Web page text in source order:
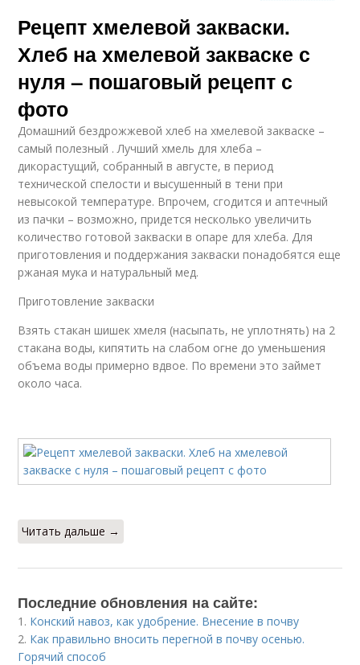
Хлеба на закваске
Рецепт хмелевой закваски.
Хлеб на хмелевой закваске с
нуля – пошаговый рецепт с
фото
Домашний бездрожжевой хлеб на хмелевой закваске –
самый полезный . Лучший хмель для хлеба –
дикорастущий, собранный в августе, в период
технической спелости и высушенный в тени при
невысокой температуре. Впрочем, сгодится и аптечный
из пачки – возможно, придется несколько увеличить
количество готовой закваски в опаре для хлеба. Для
приготовления и поддержания закваски понадобятся еще
ржаная мука и натуральный мед.
Приготовление закваски
Взять стакан шишек хмеля (насыпать, не уплотнять) на 2
стакана воды, кипятить на слабом огне до уменьшения
объема воды примерно вдвое. По времени это займет
около часа.
Читать дальше →
Последние обновления на сайте:
1. Конский навоз, как удобрение. Внесение в почву
2. Как правильно вносить перегной в почву осенью.
Горячий способ